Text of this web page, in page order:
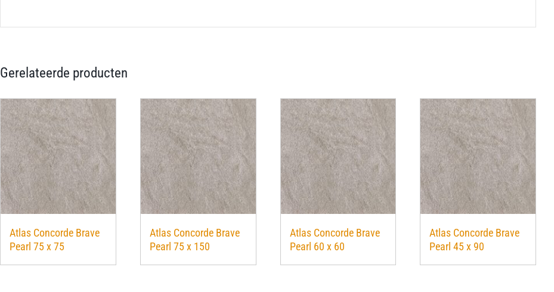
Gerelateerde producten
Atlas Concorde Brave
Pearl 75 x 75
Atlas Concorde Brave
Pearl 75 x 150
Atlas Concorde Brave
Pearl 60 x 60
Atlas Concorde Brave
Pearl 45 x 90